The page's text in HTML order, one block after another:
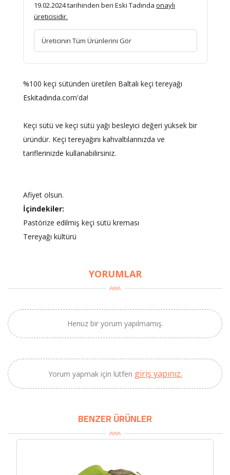
19.02.2024 tarihinden beri Eski Tadında onaylı
üreticisidir.
Üreticinin Tüm Ürünlerini Gör
%100 keçi sütünden üretilen Baltalı keçi tereyağı
Eskitadında.com'da!
Keçi sütü ve keçi sütü yağı besleyici değeri yüksek bir
üründür. Keçi tereyağını kahvaltılarınızda ve
tariflerinizde kullanabilirsiniz.
Afiyet olsun.
İçindekiler:
Pastörize edilmiş keçi sütü kreması
Tereyağı kültürü
YORUMLAR
Henüz bir yorum yapılmamış.
Yorum yapmak için lütfen giriş yapınız.
BENZER ÜRÜNLER